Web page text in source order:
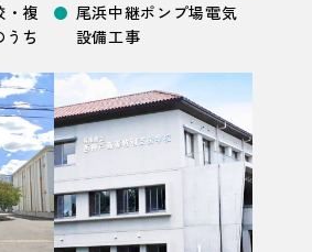
・複
ち
尾浜中継ポンプ場電気
設備工事